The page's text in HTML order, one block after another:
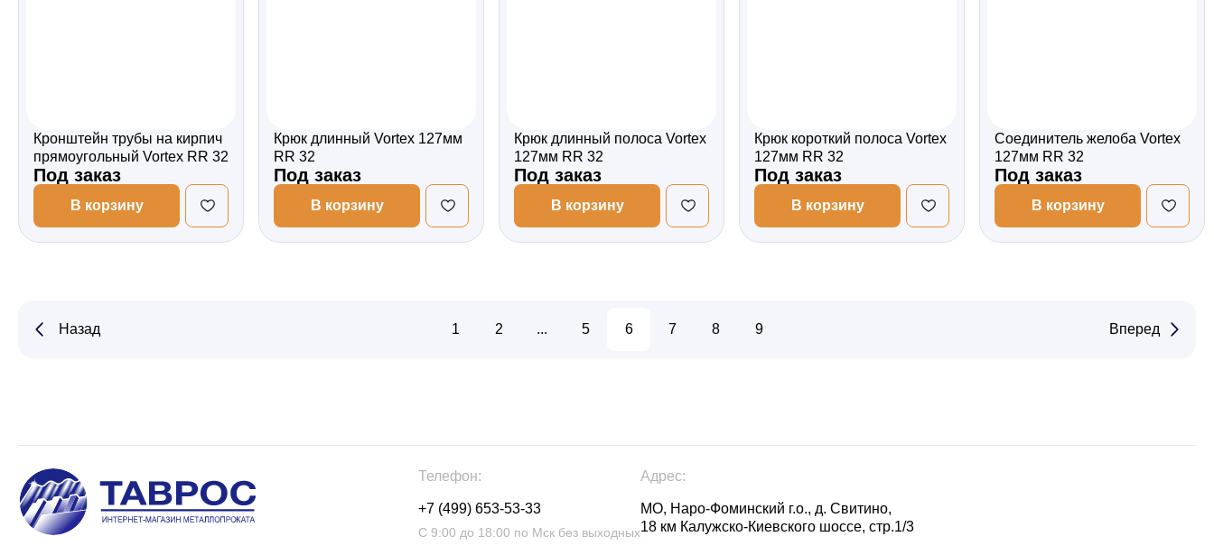
Кронштейн трубы на кирпич
прямоугольный Vortex RR 32
Под заказ
В корзину
Крюк длинный Vortex 127мм
RR 32
Под заказ
В корзину
Крюк длинный полоса Vortex
127мм RR 32
Под заказ
В корзину
Крюк короткий полоса Vortex
127мм RR 32
Под заказ
В корзину
Соединитель желоба Vortex
127мм RR 32
Под заказ
В корзину
Назад 1 2 ... 5 6 7 8 9 Вперед
Телефон:
+7 (499) 653-53-33
С 9:00 до 18:00 по Мск без выходных
Адрес:
МО, Наро-Фоминский г.о., д. Свитино,
18 км Калужско-Киевского шоссе, стр.1/3